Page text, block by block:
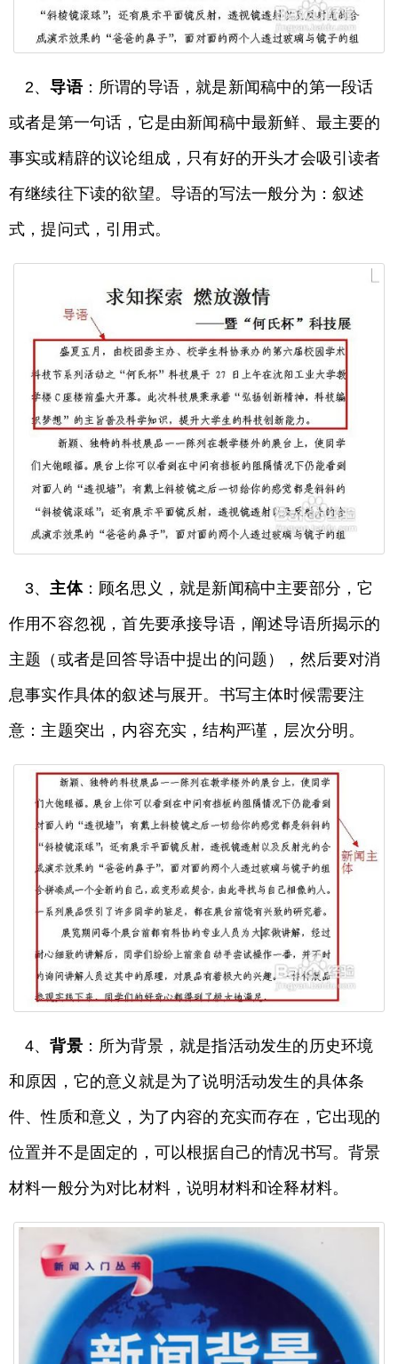
2、导语：所谓的导语，就是新闻稿中的第一段话
或者是第一句话，它是由新闻稿中最新鲜、最主要的
事实或精辟的议论组成，只有好的开头才会吸引读者
有继续往下读的欲望。导语的写法一般分为：叙述
式，提问式，引用式。
3、主体：顾名思义，就是新闻稿中主要部分，它
作用不容忽视，首先要承接导语，阐述导语所揭示的
主题（或者是回答导语中提出的问题），然后要对消
息事实作具体的叙述与展开。书写主体时候需要注
意：主题突出，内容充实，结构严谨，层次分明。
4、背景：所为背景，就是指活动发生的历史环境
和原因，它的意义就是为了说明活动发生的具体条
件、性质和意义，为了内容的充实而存在，它出现的
位置并不是固定的，可以根据自己的情况书写。背景
材料一般分为对比材料，说明材料和诠释材料。